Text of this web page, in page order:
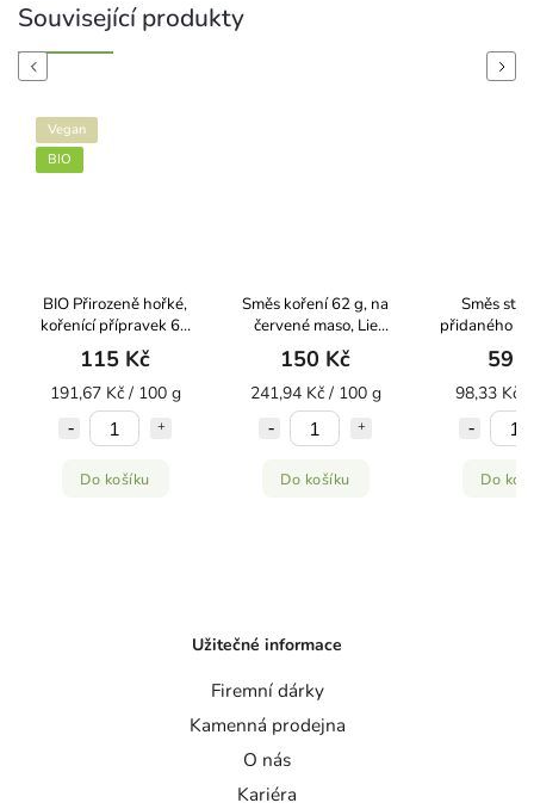
Související produkty
Previous
Vegan
BIO
BIO Přirozeně hořké,
kořenící přípravek 60
g Sonnentor
115 Kč
191,67 Kč / 100 g
Do košíku
Směs koření 62 g, na
červené maso, Lie
Gourmet
150 Kč
241,94 Kč / 100 g
Do košíku
Směs
přidaného
60g 59
98,33 Kč
Do
Next
Užitečné informace
Firemní dárky
Kamenná prodejna
O nás
Kariéra